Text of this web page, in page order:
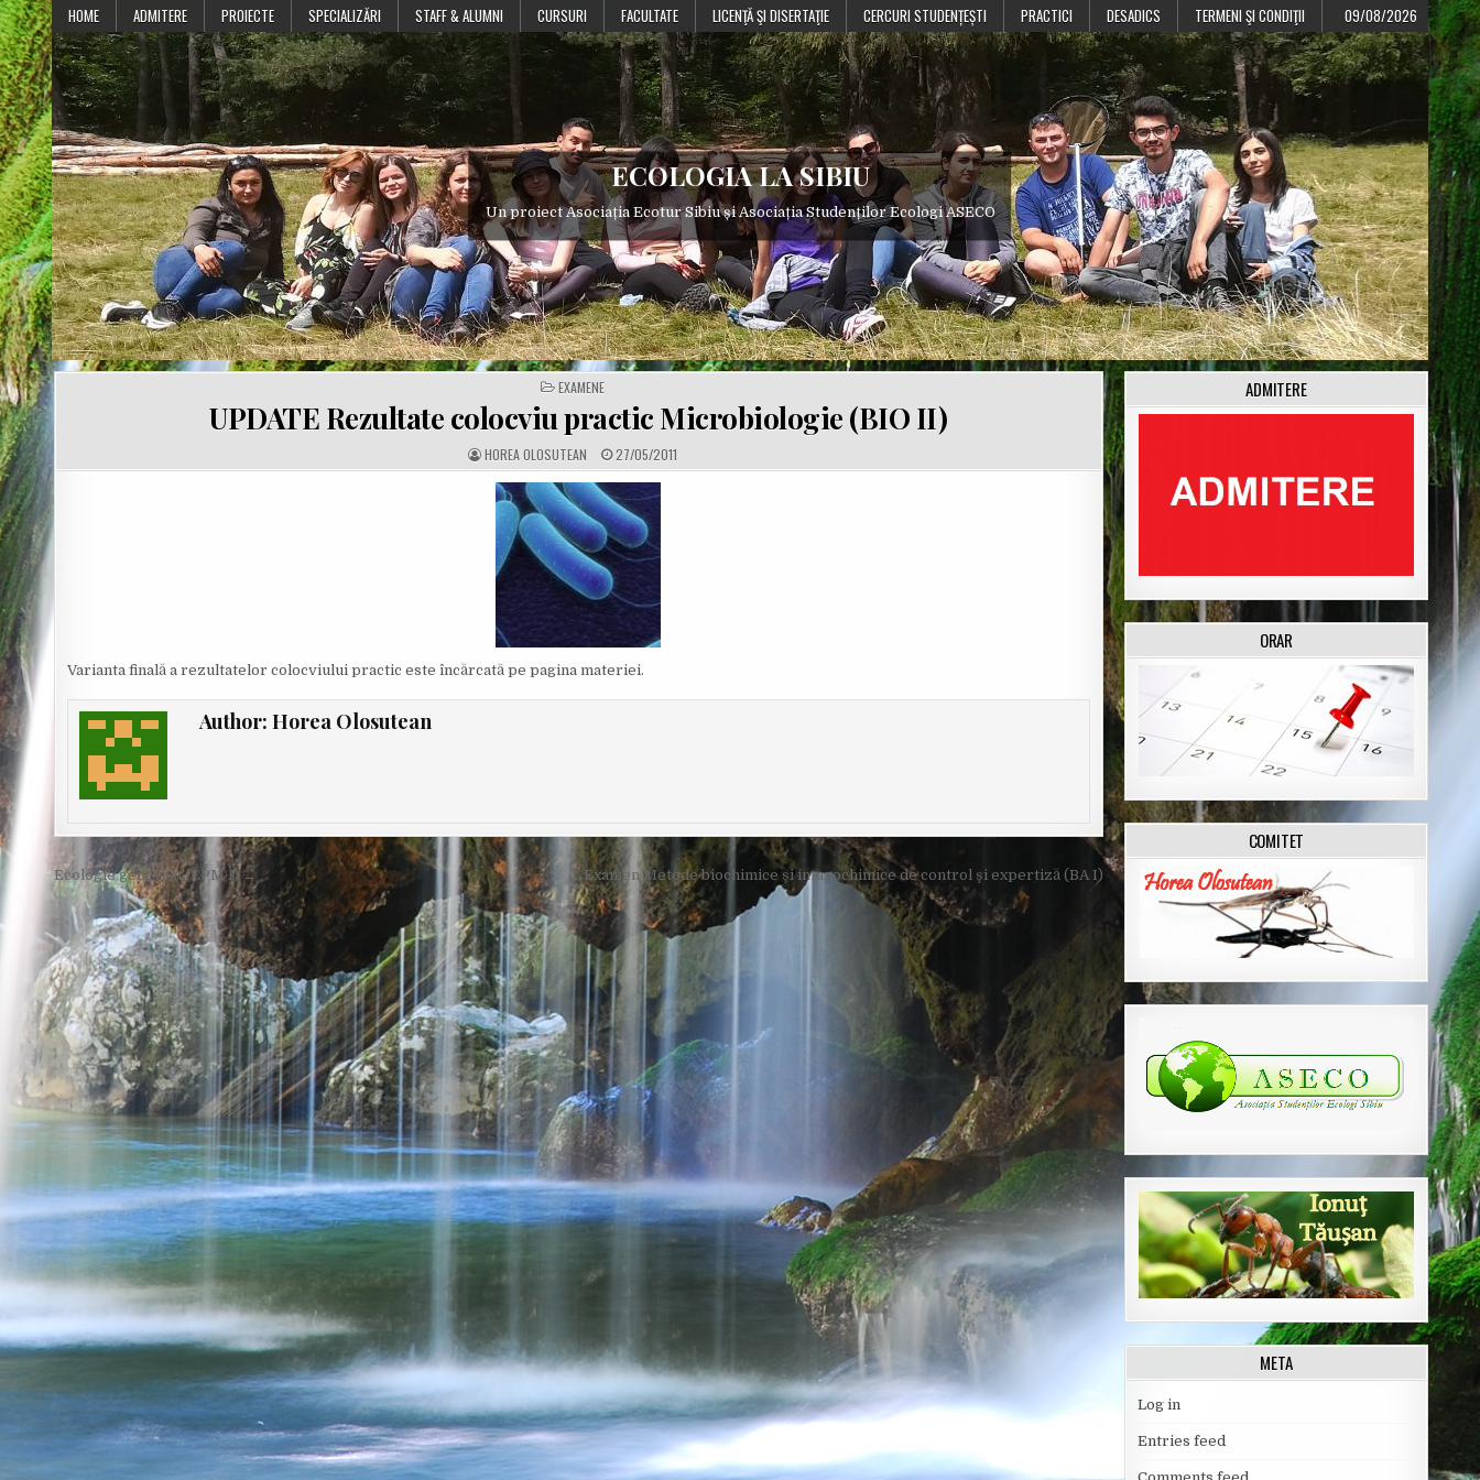
Skip
to
content
HOME ADMITERE PROIECTE SPECIALIZĂRI STAFF & ALUMNI CURSURI FACULTATE LICENŢĂ ŞI DISERTAŢIE CERCURI STUDENȚEȘTI PRACTICI DESADICS TERMENI ŞI CONDIŢII 09/08/2026
ECOLOGIA LA SIBIU
Un proiect Asociația Ecotur Sibiu și Asociația Studenților Ecologi ASECO
POSTED
IN
EXAMENE
UPDATE Rezultate colocviu practic Microbiologie (BIO II)
A
U
HOREA OLOSUTEAN P
U
B
L
I
S
H
E
D
D
A
T
27/05/2011
Varianta finală a rezultatelor colocviului practic este încărcată pe pagina materiei.
Author: Horea Olosutean
Post
navigation
← Examen Metode biochimice şi imunochimice de control şi expertiză (BA I)
Ecologie generală (EPM I) →
ADMITERE
ORAR
COMITET
META
Log in
Entries feed